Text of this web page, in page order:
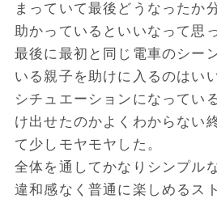
まっていて最後どうなったか
助かっているといいなって思
最後に最初と同じ電車のシー
いる親子を助けに入るのはい
シチュエーションになってい
け出せたのかよくわからない
て少しモヤモヤした。
全体を通してかなりシンプル
違和感なく普通に楽しめるス